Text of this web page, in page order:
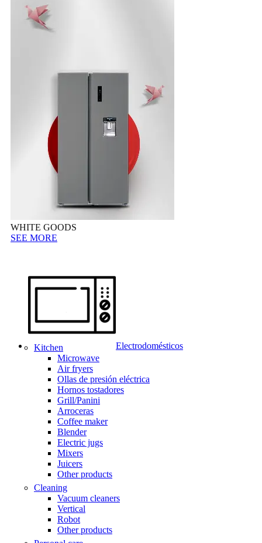
WHITE GOODS
SEE MORE
Electrodomésticos
Kitchen
Microwave
Air fryers
Ollas de presión eléctrica
Hornos tostadores
Grill/Panini
Arroceras
Coffee maker
Blender
Electric jugs
Mixers
Juicers
Other products
Cleaning
Vacuum cleaners
Vertical
Robot
Other products